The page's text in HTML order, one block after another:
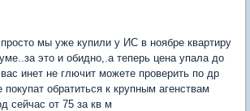
мы уже купили у ИС в ноябре квартиру
это и обидно,.а теперь цена упала до
инет не глючит можете проверить по др
обратиться к крупным агенствам
сейчас от 75 за кв м